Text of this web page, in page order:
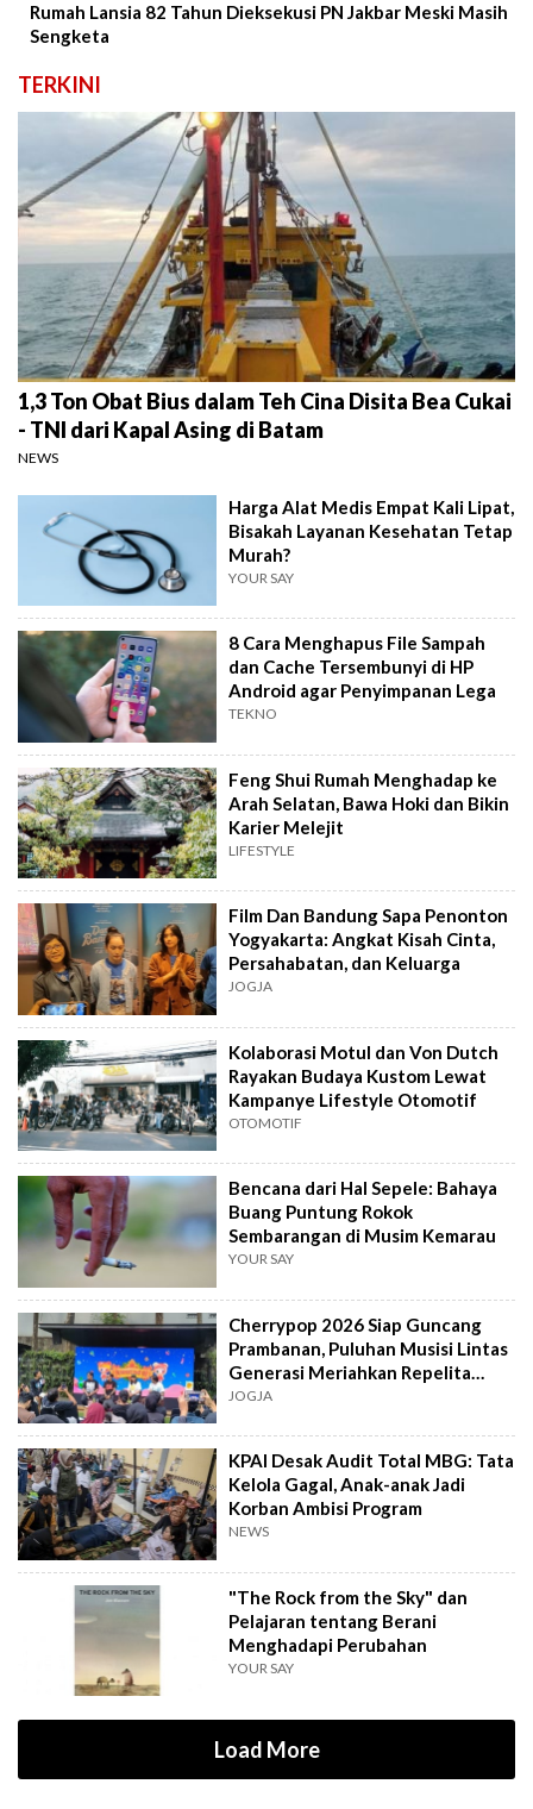
Rumah Lansia 82 Tahun Dieksekusi PN Jakbar Meski Masih
Sengketa
TERKINI
1,3 Ton Obat Bius dalam Teh Cina Disita Bea Cukai
- TNI dari Kapal Asing di Batam
NEWS
Harga Alat Medis Empat Kali Lipat,
Bisakah Layanan Kesehatan Tetap
Murah?
YOUR SAY
8 Cara Menghapus File Sampah
dan Cache Tersembunyi di HP
Android agar Penyimpanan Lega
TEKNO
Feng Shui Rumah Menghadap ke
Arah Selatan, Bawa Hoki dan Bikin
Karier Melejit
LIFESTYLE
Film Dan Bandung Sapa Penonton
Yogyakarta: Angkat Kisah Cinta,
Persahabatan, dan Keluarga
JOGJA
Kolaborasi Motul dan Von Dutch
Rayakan Budaya Kustom Lewat
Kampanye Lifestyle Otomotif
OTOMOTIF
Bencana dari Hal Sepele: Bahaya
Buang Puntung Rokok
Sembarangan di Musim Kemarau
YOUR SAY
Cherrypop 2026 Siap Guncang
Prambanan, Puluhan Musisi Lintas
Generasi Meriahkan Repelita
Musik
JOGJA
KPAI Desak Audit Total MBG: Tata
Kelola Gagal, Anak-anak Jadi
Korban Ambisi Program
NEWS
"The Rock from the Sky" dan
Pelajaran tentang Berani
Menghadapi Perubahan
YOUR SAY
Load More